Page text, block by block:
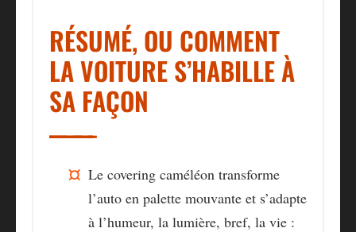
RÉSUMÉ, OU COMMENT
LA VOITURE S’HABILLE À
SA FAÇON
Le covering caméléon transforme
l’auto en palette mouvante et s’adapte
à l’humeur, la lumière, bref, la vie :